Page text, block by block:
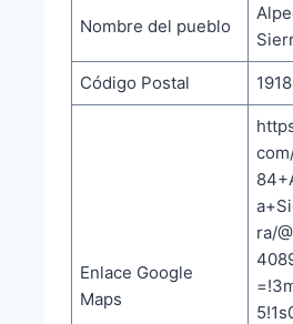
Nombre del pueblo
Código Postal
Enlace Google
Maps
ra/